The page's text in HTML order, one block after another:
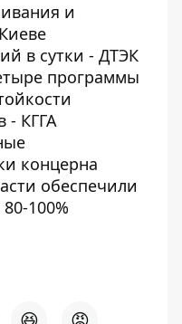
и
в сутки - ДТЭК
программы
- КГГА
концерна
обеспечили
100%